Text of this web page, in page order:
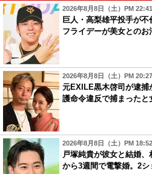
2026年8月8日（土）PM 22:41
巨人・高梨雄平投手が不
フライデーが美女との
2026年8月8日（土）PM 20:27
元EXILE黒木啓司が逮
護命令違反で捕まった
2026年8月8日（土）PM 18:52
戸塚純貴が彼女と結婚
から3週間で電撃婚。2シ